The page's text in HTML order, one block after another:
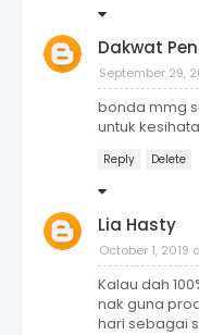
Dakwat
September 29,
bonda mmg
untuk
Reply Delete
Lia Hasty
October 1, 2019
Kalau dah
nak guna
hari sebagai